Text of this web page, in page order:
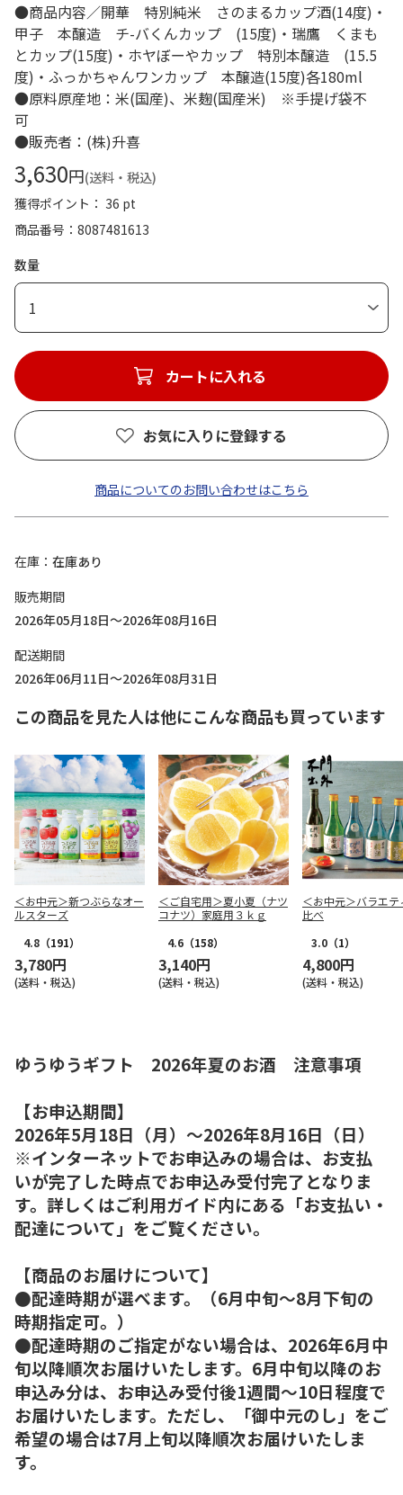
●商品内容／開華 特別純米 さのまるカップ酒(14度)・
甲子 本醸造 チ-バくんカップ (15度)・瑞鷹 くまも
とカップ(15度)・ホヤぼーやカップ 特別本醸造 (15.5
度)・ふっかちゃんワンカップ 本醸造(15度)各180ml
●原料原産地：米(国産)、米麹(国産米) ※手提げ袋不
可
●販売者：(株)升喜
3,630円(送料・税込)
獲得ポイント： 36 pt
商品番号
8087481613
数量
1
カートに入れる
お気に入りに登録する
商品についてのお問い合わせはこちら
在庫
在庫あり
販売期間
2026年05月18日～2026年08月16日
配送期間
2026年06月11日～2026年08月31日
この商品を見た人は他にこんな商品も買っています
＜お中元＞新つぶらなオー
ルスターズ
4.8 （191）
3,780円
(送料・税込)
＜ご自宅用＞夏小夏（ナツ
コナツ）家庭用３ｋｇ
4.6 （158）
3,140円
(送料・税込)
＜お中元＞バラエテ
比べ
3.0 （1）
4,800円
(送料・税込)
ゆうゆうギフト 2026年夏のお酒 注意事項
【お申込期間】
2026年5月18日（月）～2026年8月16日（日）
※インターネットでお申込みの場合は、お支払
いが完了した時点でお申込み受付完了となりま
す。詳しくはご利用ガイド内にある「お支払い・
配達について」をご覧ください。
【商品のお届けについて】
●配達時期が選べます。（6月中旬～8月下旬の
時期指定可。）
●配達時期のご指定がない場合は、2026年6月中
旬以降順次お届けいたします。6月中旬以降のお
申込み分は、お申込み受付後1週間～10日程度で
お届けいたします。ただし、「御中元のし」をご
希望の場合は7月上旬以降順次お届けいたしま
す。